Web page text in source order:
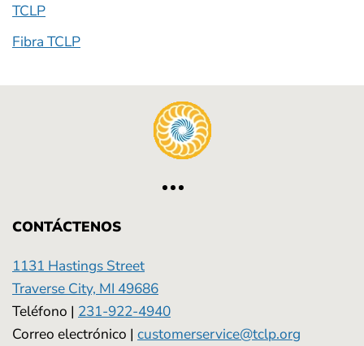
TCLP
Fibra TCLP
CONTÁCTENOS
1131 Hastings Street
Traverse City, MI 49686
Teléfono | 231-922-4940
Correo electrónico | customerservice@tclp.org